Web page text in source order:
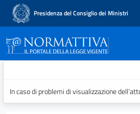
Presidenza del Consiglio dei Ministri
Normattiva - Il
In caso di problemi di visualizzazione